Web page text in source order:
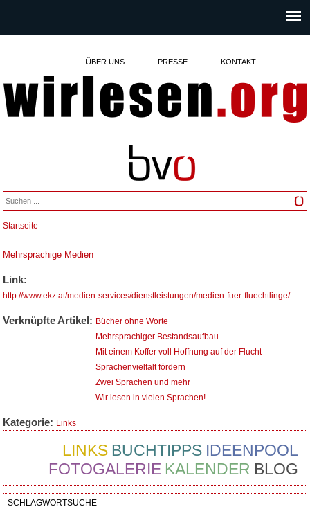
ÜBER UNS PRESSE KONTAKT
Sie sind hier
Startseite
Mehrsprachige Medien
Link:
http://www.ekz.at/medien-services/dienstleistungen/medien-fuer-fluechtlinge/
Verknüpfte Artikel: Bücher ohne Worte
Mehrsprachiger Bestandsaufbau
Mit einem Koffer voll Hoffnung auf der Flucht
Sprachenvielfalt fördern
Zwei Sprachen und mehr
Wir lesen in vielen Sprachen!
Kategorie: Links
IDEENPOOL
BUCHTIPPS
LINKS
BLOG
KALENDER
FOTOGALERIE
SCHLAGWORTSUCHE